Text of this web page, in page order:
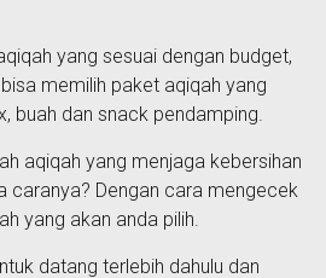
yang sesuai dengan budget,
memilih paket aqiqah yang
buah dan snack pendamping.
aqiqah yang menjaga kebersihan
caranya? Dengan cara mengecek
yang akan anda pilih.
datang terlebih dahulu dan